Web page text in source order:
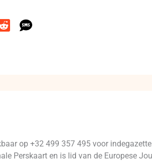
op +32 499 357 495 voor
Perskaart en is lid van de Europese